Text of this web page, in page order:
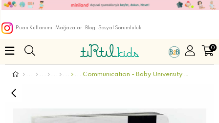
Puan Kullanımı Mağazalar Blog Sosyal Sorumluluk
0
Communıcatıon - Baby Unıversıty Fırst Concept Stor